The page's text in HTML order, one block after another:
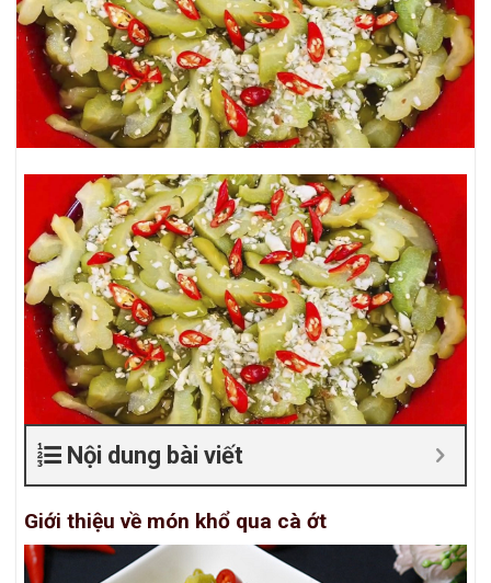
Nội dung bài viết
Giới thiệu về món khổ qua cà ớt